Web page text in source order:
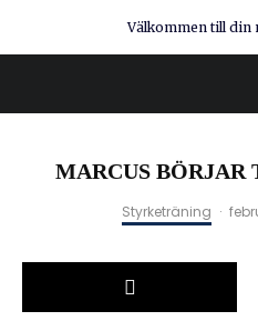
Välkommen till din
MARCUS BÖRJAR
Styrketräning ·